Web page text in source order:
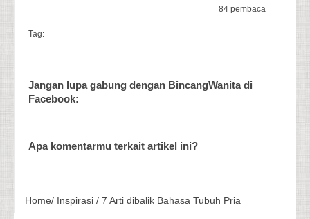
84 pembaca
Tag:
Jangan lupa gabung dengan BincangWanita di
Facebook:
Apa komentarmu terkait artikel ini?
Home/ Inspirasi / 7 Arti dibalik Bahasa Tubuh Pria